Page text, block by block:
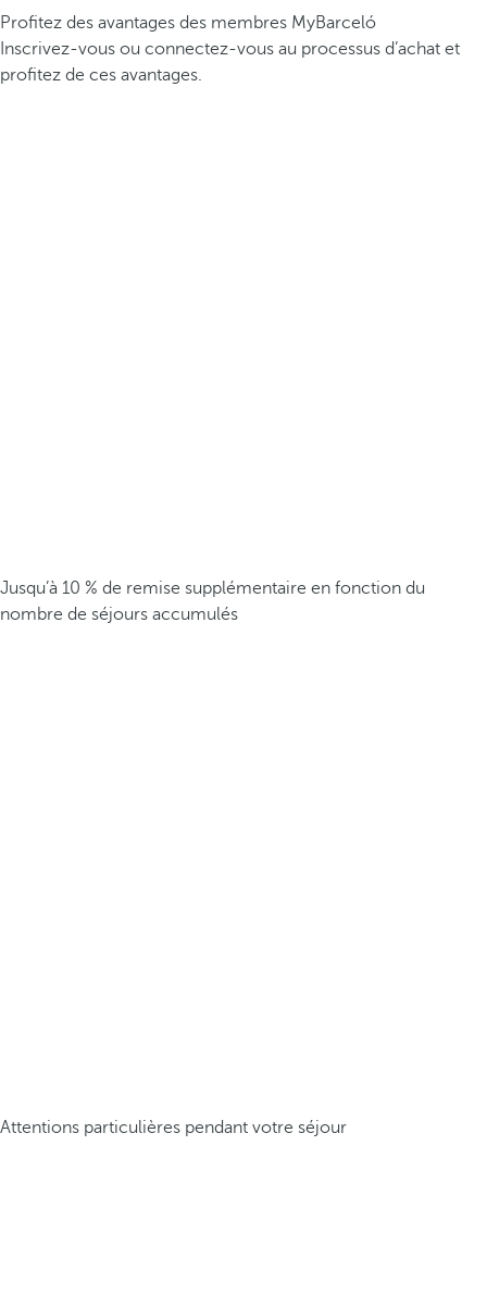
Profitez des avantages des membres MyBarceló
Inscrivez-vous ou connectez-vous au processus d’achat et
profitez de ces avantages.
Jusqu’à 10 % de remise supplémentaire en fonction du
nombre de séjours accumulés
Attentions particulières pendant votre séjour